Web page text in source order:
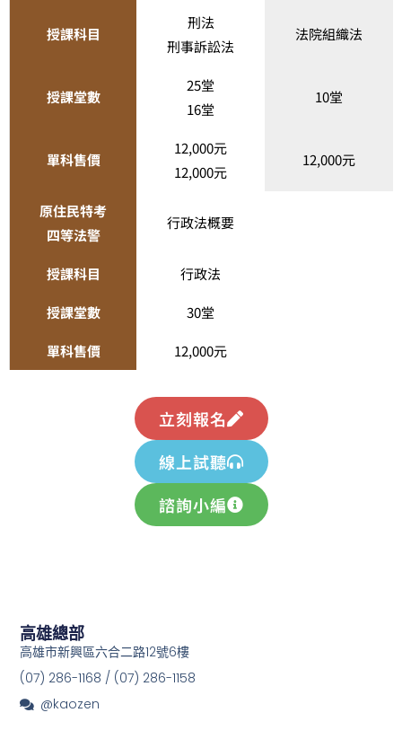
授課科目
刑法
刑事訴訟法
法院組織法
授課堂數
25堂
16堂
10堂
單科售價
12,000元
12,000元
12,000元
原住民特考
四等法警
行政法概要
授課科目 行政法
授課堂數 30堂
單科售價 12,000元
立刻報名
線上試聽
諮詢小編
高雄總部
高雄市新興區六合二路12號6樓
(07) 286-1168 / (07) 286-1158
@kaozen